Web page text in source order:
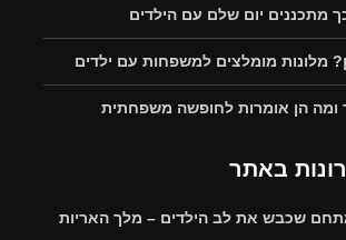
מתכננים יום שלם עם הילדים
מלונות מומלצים למשפחות עם ילדים
ומה הן אומרות לחופשה משפחתית
באתר
שכבש את לב הילדים – מלך האריות